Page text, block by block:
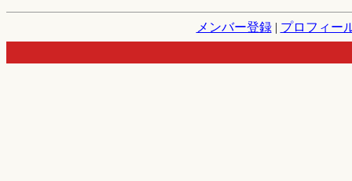
メンバー登録| プロフィー